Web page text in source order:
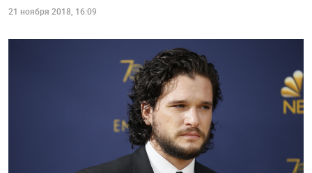
21 ноября 2018, 16:09